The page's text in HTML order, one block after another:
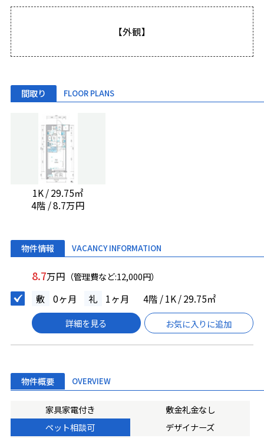
【外観】
間取り FLOOR PLANS
1K / 29.75㎡
4階 / 8.7万円
物件情報 VACANCY INFORMATION
8.7万円 （管理費など:12,000円）
敷 0ヶ月 礼 1ヶ月 4階 / 1K / 29.75㎡
詳細を見る お気に入りに追加
物件概要 OVERVIEW
家具家電付き
敷金礼金なし
ペット相談可
デザイナーズ